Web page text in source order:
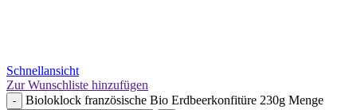
Schnellansicht
Zur Wunschliste hinzufügen
- Bioloklock französische Bio Erdbeerkonfitüre 230g Menge